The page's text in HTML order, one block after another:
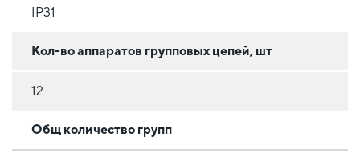
IP31
Кол-во аппаратов групповых цепей, шт
12
Общ количество групп